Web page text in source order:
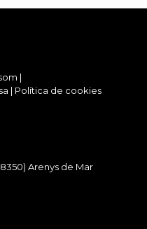
|
| Política de cookies
Arenys de Mar